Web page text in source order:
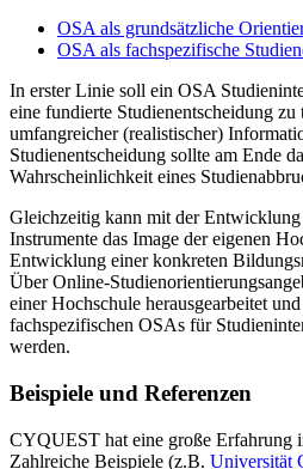
OSA als grundsätzliche
OSA als fachspezifische
In erster Linie soll ein OSA
eine fundierte Studienentscheidung
umfangreicher (realistischer)
Studienentscheidung sollte am Ende
Wahrscheinlichkeit eines
Gleichzeitig kann mit der
Instrumente das Image der eigenen
Entwicklung einer konkreten
Über Online-
einer Hochschule herausgearbeitet
fachspezifischen OSAs für
werden.
Beispiele und Referenzen
CYQUEST hat eine große Erfahrung
Zahlreiche Beispiele (z.B. Universität